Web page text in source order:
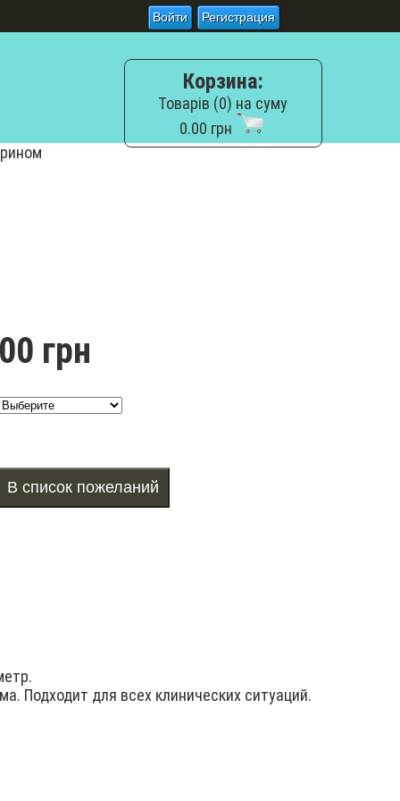
Войти Регистрация
Корзина:
Товарів (0) на суму
0.00 грн
грн
Подходит для всех клинических ситуаций.